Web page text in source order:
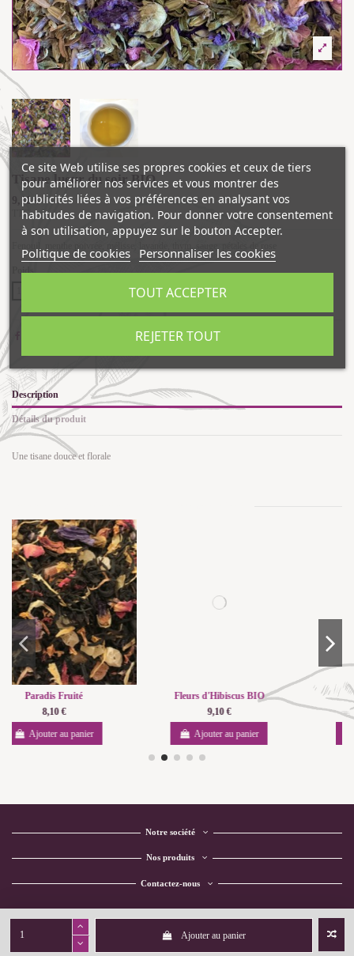
Tisane lueur du soir BIO
9,10 €
TTC
Poids
Ajouter au panier
Description
Détails du produit
Une tisane douce et florale
Fleurs d'Hibiscus BIO
Ajouter au panier
Rose intense
Ajouter au panier
Notre société
Nos produits
Contactez-nous
Ce site Web utilise ses propres cookies et ceux de tiers
pour améliorer nos services et vous montrer des
publicités liées à vos préférences en analysant vos
habitudes de navigation. Pour donner votre consentement
à son utilisation, appuyez sur le bouton Accepter.
Politique de cookies Personnaliser les cookies
REJETER TOUT
TOUT ACCEPTER